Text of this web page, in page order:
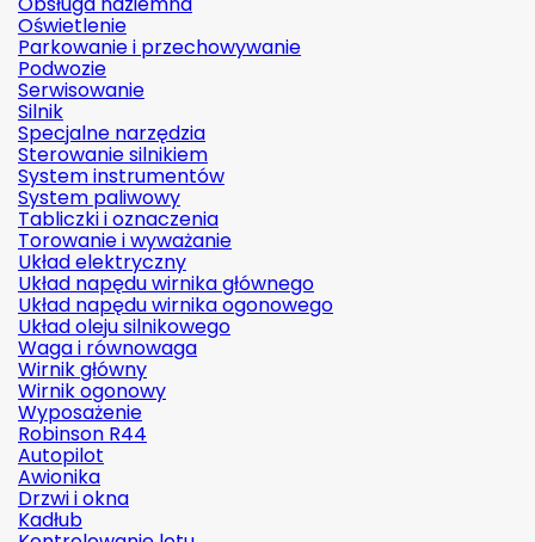
Oświetlenie
Parkowanie i przechowywanie
Podwozie
Serwisowanie
Silnik
Specjalne narzędzia
Sterowanie silnikiem
System instrumentów
System paliwowy
Tabliczki i oznaczenia
Torowanie i wyważanie
Układ elektryczny
Układ napędu wirnika głównego
Układ napędu wirnika ogonowego
Układ oleju silnikowego
Waga i równowaga
Wirnik główny
Wirnik ogonowy
Wyposażenie
Robinson R44
Autopilot
Awionika
Drzwi i okna
Kadłub